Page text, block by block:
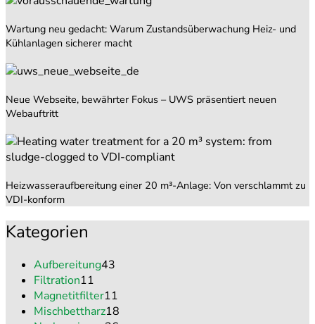
Wartung neu gedacht: Warum Zustandsüberwachung Heiz- und
Kühlanlagen sicherer macht
Neue Webseite, bewährter Fokus – UWS präsentiert neuen
Webauftritt
Heizwasseraufbereitung einer 20 m³-Anlage: Von verschlammt zu
VDI-konform
Kategorien
Aufbereitung43
Filtration11
Magnetitfilter11
Mischbettharz18